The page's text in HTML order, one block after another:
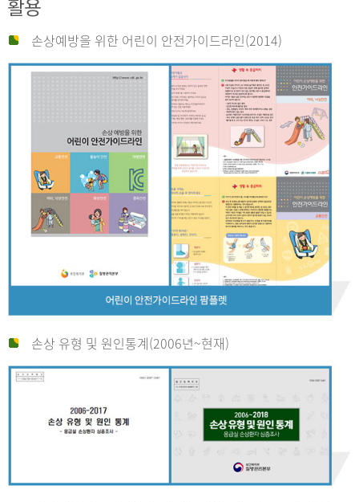
활용
손상예방을 위한 어린이 안전가이드라인(2014)
손상 유형 및 원인통계(2006년~현재)